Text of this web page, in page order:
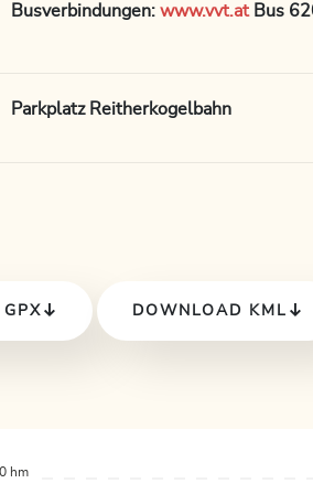
Busverbindungen: www.vvt.atBus
Parkplatz Reitherkogelbahn
DOWNLOAD KML
hm